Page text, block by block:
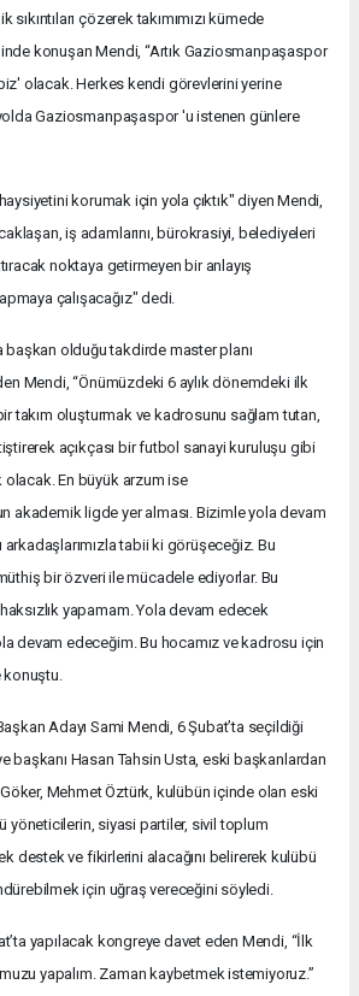
çözerek takımımızı kümede
konuşan Mendi, “Artık Gaziosmanpaşaspor
olacak. Herkes kendi görevlerini yerine
Gaziosmanpaşaspor 'u istenen günlere
korumak için yola çıktık" diyen Mendi,
iş adamlarını, bürokrasiyi, belediyeleri
noktaya getirmeyen bir anlayış
çalışacağız" dedi.
olduğu takdirde master planı
Mendi, “Önümüzdeki 6 aylık dönemdeki ilk
takım oluşturmak ve kadrosunu sağlam tutan,
açıkçası bir futbol sanayi kuruluşu gibi
olacak. En büyük arzum ise
akademik ligde yer alması. Bizimle yola devam
tabii ki görüşeceğiz. Bu
bir özveri ile mücadele ediyorlar. Bu
yapamam. Yola devam edecek
devam edeceğim. Bu hocamız ve kadrosu için
konuştu.
Adayı Sami Mendi, 6 Şubat’ta seçildiği
başkanı Hasan Tahsin Usta, eski başkanlardan
Mehmet Öztürk, kulübün içinde olan eski
yöneticilerin, siyasi partiler, sivil toplum
destek ve fikirlerini alacağını belirerek kulübü
için uğraş vereceğini söyledi.
yapılacak kongreye davet eden Mendi, “İlk
yapalım. Zaman kaybetmek istemiyoruz.”